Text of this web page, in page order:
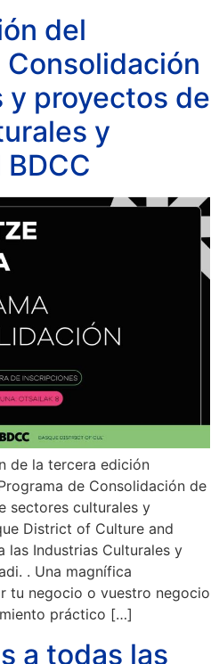
del
Consolidación
y proyectos de
y
de la tercera edición
de Consolidación de
sectores culturales y
District of Culture and
las Industrias Culturales y
. Una magnífica
tu negocio o vuestro negocio
práctico […]
a todas las